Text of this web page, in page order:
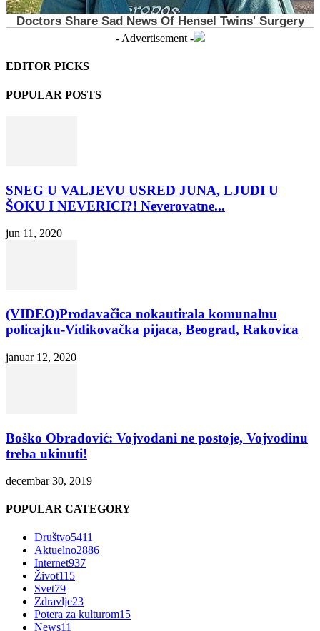
- Advertisement -
EDITOR PICKS
POPULAR POSTS
SNEG U VALJEVU USRED JUNA, LJUDI U
ŠOKU I NEVERICI?! Neverovatne...
jun 11, 2020
(VIDEO)Prodavačica nokautirala komunalnu
policajku-Vidikovačka pijaca, Beograd, Rakovica
januar 12, 2020
Boško Obradović: Vojvođani ne postoje, Vojvodinu
treba ukinuti!
decembar 30, 2019
POPULAR CATEGORY
Društvo5411
Aktuelno2886
Internet937
Život115
Svet79
Zdravlje23
Potera za kulturom15
News11